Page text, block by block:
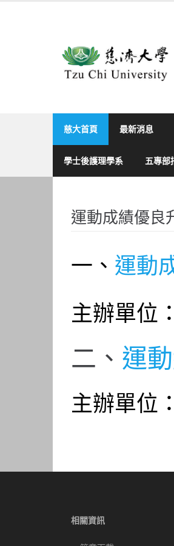
慈大首頁 最新消息
學士後護理學系 五專部
運動成績優良
一、 運動
主辦單位
二、 運
主辦單位
相關資訊